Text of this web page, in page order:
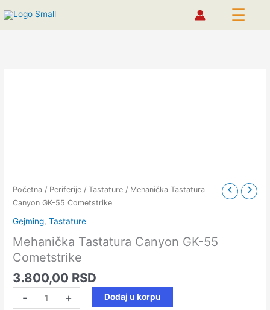
☰
Početna / Periferije /Tastature / Mehanička Tastatura
Canyon GK-55 Cometstrike
Gejming,Tastature
Mehanička Tastatura Canyon GK-55
Cometstrike
3.800,00 RSD
- + Dodaj u korpu